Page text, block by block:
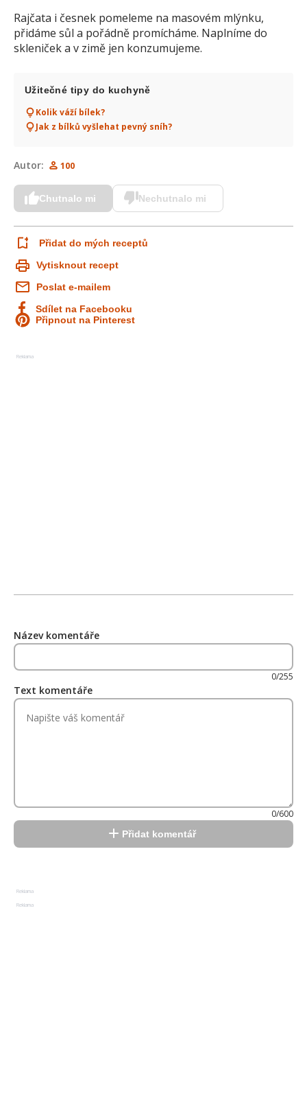
Rajčata i česnek pomeleme na masovém mlýnku,
přidáme sůl a pořádně promícháme. Naplníme do
skleniček a v zimě jen konzumujeme.
Užitečné tipy do kuchyně
Kolik váží bílek?
Jak z bílků vyšlehat pevný sníh?
Autor: 100
Chutnalo mi Nechutnalo mi
Přidat do mých receptů
Vytisknout recept
Poslat e-mailem
Sdílet na Facebooku
Připnout na Pinterest
Reklama
Název komentáře
0/255
Text komentáře
0/600
Přidat komentář
Reklama
Reklama